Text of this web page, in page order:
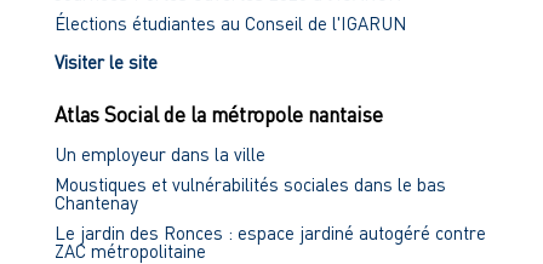
Élections étudiantes au Conseil de l'IGARUN
Visiter le site
Atlas Social de la métropole nantaise
Un employeur dans la ville
Moustiques et vulnérabilités sociales dans le bas
Chantenay
Le jardin des Ronces : espace jardiné autogéré contre
ZAC métropolitaine